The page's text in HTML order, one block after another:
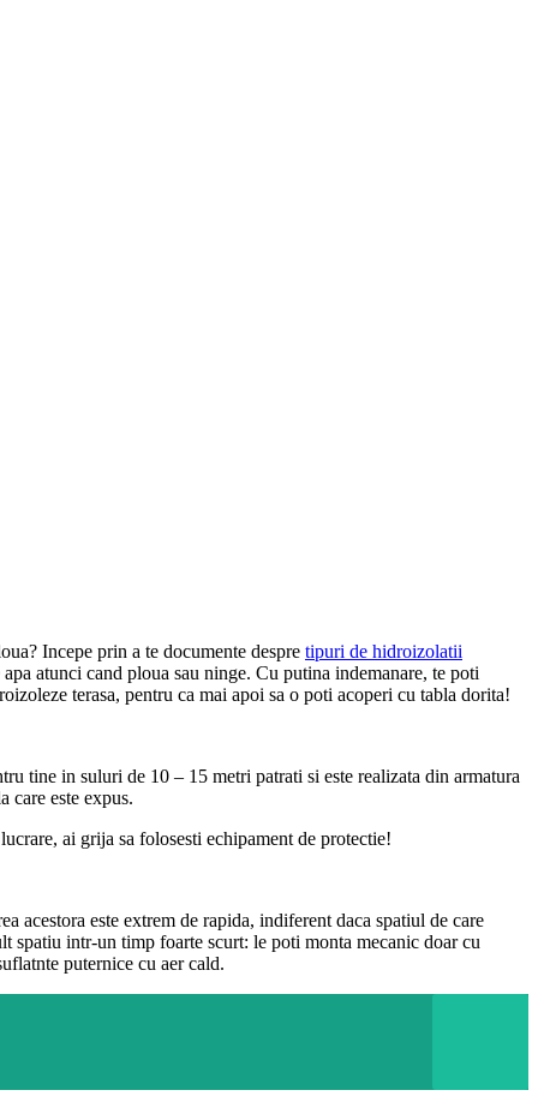
Incepe prin a te documente despre tipuri de hidroizolatii
atunci cand ploua sau ninge. Cu putina indemanare, te poti
terasa, pentru ca mai apoi sa o poti acoperi cu tabla dorita!
tine in suluri de 10 – 15 metri patrati si este realizata din armatura
care este expus.
ai grija sa folosesti echipament de protectie!
acestora este extrem de rapida, indiferent daca spatiul de care
spatiu intr-un timp foarte scurt: le poti monta mecanic doar cu
puternice cu aer cald.